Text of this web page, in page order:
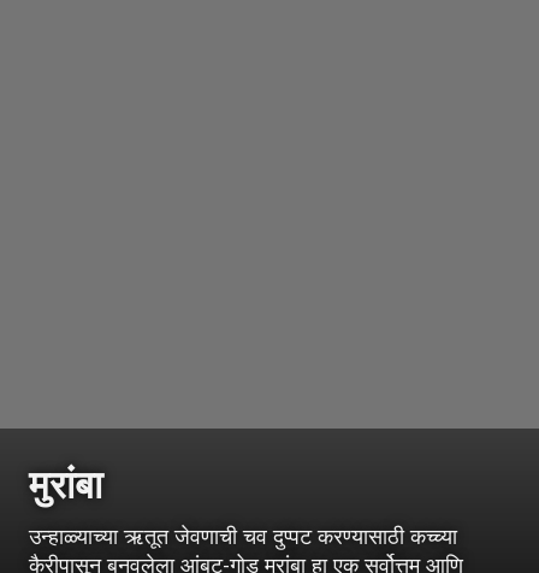
मुरांबा
उन्हाळ्याच्या ऋतूत जेवणाची चव दुप्पट करण्यासाठी कच्च्या
कैरीपासून बनवलेला आंबट-गोड मुरांबा हा एक सर्वोत्तम आणि